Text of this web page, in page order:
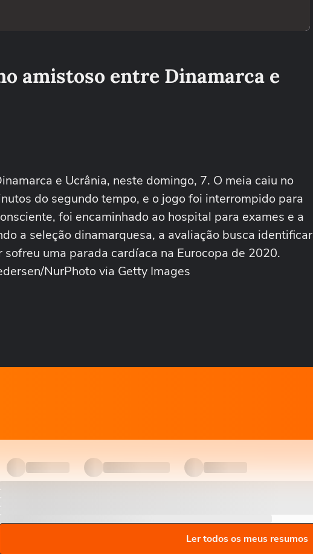
amistoso entre Dinamarca e
e Ucrânia, neste domingo, 7. O meia caiu no
do segundo tempo, e o jogo foi interrompido para
foi encaminhado ao hospital para exames e a
a seleção dinamarquesa, a avaliação busca identificar
uma parada cardíaca na Eurocopa de 2020.
NurPhoto via Getty Images
Ler todos os meus resumos